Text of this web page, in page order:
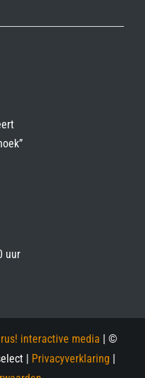
uur
interactive media | ©
| Privacyverklaring